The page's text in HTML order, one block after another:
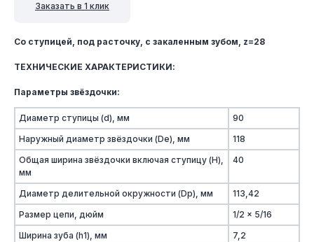
Заказать в 1 клик
Со ступицей, под расточку, c закаленным зубом, z=28
ТЕХНИЧЕСКИЕ ХАРАКТЕРИСТИКИ:
Параметры звёздочки:
Диаметр ступицы (d), мм
90
Наружный диаметр звёздочки (De), мм
118
Общая ширина звёздочки включая ступицу (H),
мм
40
Диаметр делительной окружности (Dp), мм
113,42
Размер цепи, дюйм
1/2 x 5/16
Ширина зуба (h1), мм
7,2